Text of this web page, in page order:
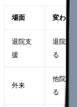
場面 変わる
退院支
援
退院時
る
外来
他院で
る